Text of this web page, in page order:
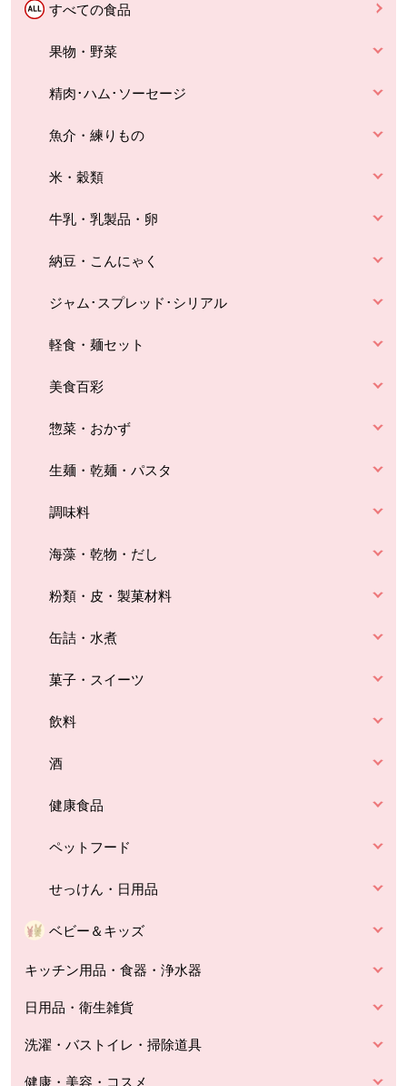
すべての食品
果物・野菜
精肉･ハム･ソーセージ
魚介・練りもの
米・穀類
牛乳・乳製品・卵
納豆・こんにゃく
ジャム･スプレッド･シリアル
軽食・麺セット
美食百彩
惣菜・おかず
生麺・乾麺・パスタ
調味料
海藻・乾物・だし
粉類・皮・製菓材料
缶詰・水煮
菓子・スイーツ
飲料
酒
健康食品
ペットフード
せっけん・日用品
ベビー＆キッズ
キッチン用品・食器・浄水器
日用品・衛生雑貨
洗濯・バストイレ・掃除道具
健康・美容・コスメ